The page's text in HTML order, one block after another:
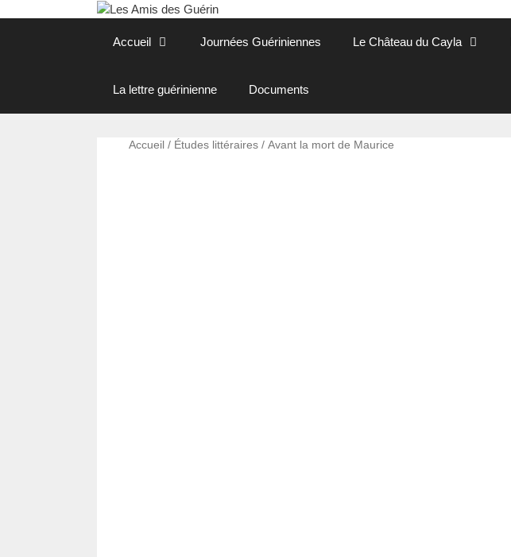
Accueil Journées Guériniennes Le Château du Cayla
La lettre guérinienne Documents
Accueil / Études littéraires / Avant la mort de Maurice